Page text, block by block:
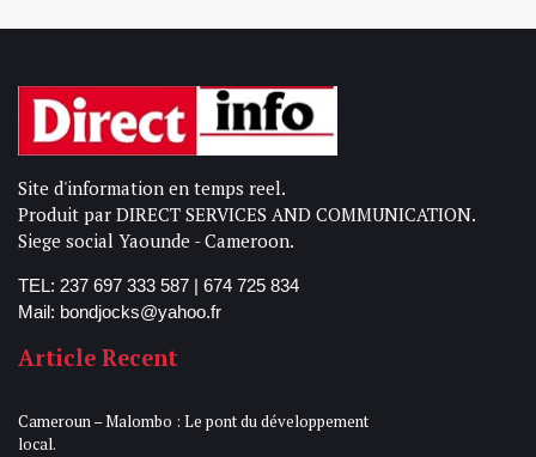
Site d'information en temps reel.
Produit par DIRECT SERVICES AND COMMUNICATION.
Siege social Yaounde - Cameroon.
TEL: 237 697 333 587 | 674 725 834
Mail: bondjocks@yahoo.fr
Article Recent
Cameroun – Malombo : Le pont du développement
local.